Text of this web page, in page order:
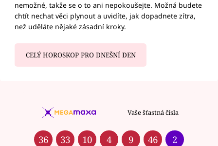
nemožné, takže se o to ani nepokoušejte. Možná budete
chtít nechat věci plynout a uvidíte, jak dopadnete zítra,
než uděláte nějaké zásadní kroky.
CELÝ HOROSKOP PRO DNEŠNÍ DEN
Vaše šťastná čísla
36 33 10 4 9 46 2